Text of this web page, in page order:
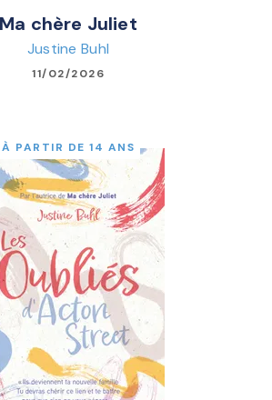
Ma chère Juliet
Justine Buhl
11/02/2026
À PARTIR DE 14 ANS